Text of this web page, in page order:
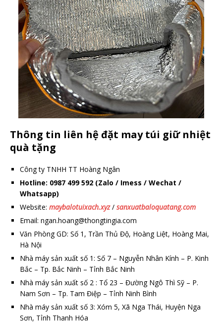
Thông tin liên hệ đặt may túi giữ nhiệt
quà tặng
Công ty TNHH TT Hoàng Ngân
Hotline: 0987 499 592 (Zalo / Imess / Wechat /
Whatsapp)
Website: maybalotuixach.xyz/ sanxuatbaloquatang.com
Email: ngan.hoang@thongtingia.com
Văn Phòng GD: Số 1, Trần Thủ Độ, Hoàng Liệt, Hoàng Mai,
Hà Nội
Nhà máy sản xuất số 1: Số 7 – Nguyễn Nhân Kính – P. Kinh
Bắc – Tp. Bắc Ninh – Tỉnh Bắc Ninh
Nhà máy sản xuất số 2 : Tổ 23 – Đường Ngô Thì Sỹ – P.
Nam Sơn – Tp. Tam Điệp – Tỉnh Ninh Bình
Nhà máy sản xuất số 3: Xóm 5, Xã Nga Thái, Huyện Nga
Sơn, Tỉnh Thanh Hóa